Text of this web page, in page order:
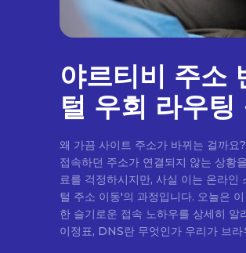
야르티비 주소
털 우회 라우팅
왜 가끔 사이트 주소가 바뀌는 걸까
접속하던 주소가 연결되지 않는 상황
료를 걱정하시지만, 사실 이는 온라인
털 주소 이동'의 과정입니다. 오늘은
한 슬기로운 접속 노하우를 상세히 알려드립니다. DNS 서버와 주소
이정표, DNS란 무엇인가 우리가 브라